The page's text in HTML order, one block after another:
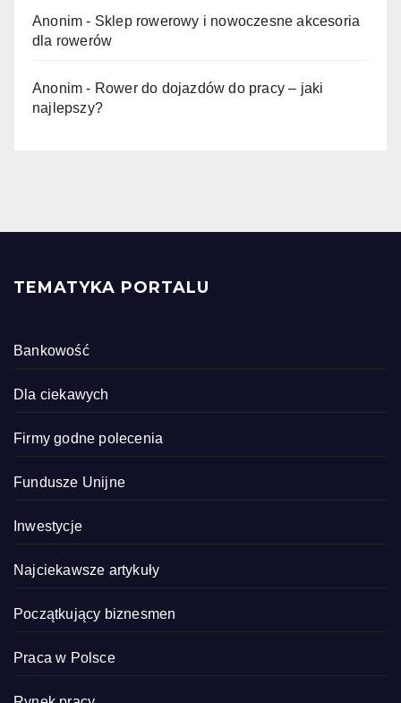
Anonim - Sklep rowerowy i nowoczesne akcesoria
dla rowerów
Anonim - Rower do dojazdów do pracy – jaki
najlepszy?
TEMATYKA PORTALU
Bankowość
Dla ciekawych
Firmy godne polecenia
Fundusze Unijne
Inwestycje
Najciekawsze artykuły
Początkujący biznesmen
Praca w Polsce